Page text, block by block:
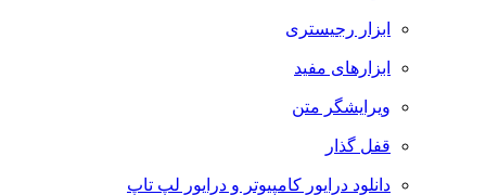
ابزار رجیستری
ابزارهای مفید
ویرایشگر متن
قفل گذار
دانلود درایور کامپیوتر و درایور لپ تاپ